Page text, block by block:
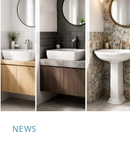
NEWS